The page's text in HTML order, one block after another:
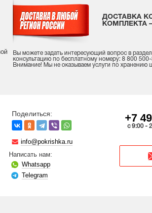
ДОСТАВКА
КОМПЛЕКТА
Вы можете задать интересующий вопрос в
консультацию по бесплатному номеру: 8 800
Внимание! Мы не оказываем услуги по
Поделиться:
info@pokrishka.ru
Написать нам:
Whatsapp
Telegram
+7
c 9:00 -